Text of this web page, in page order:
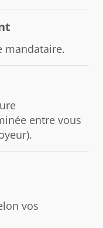
mandataire.
entre vous
vos